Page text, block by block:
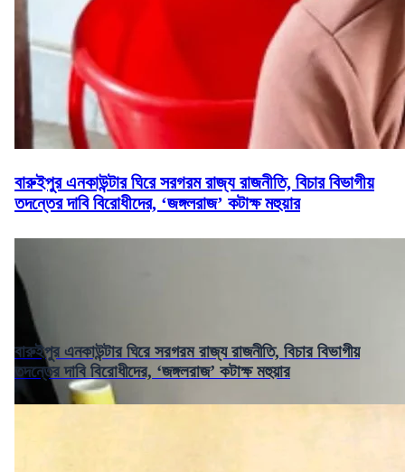
বারুইপুর এনকাউন্টার ঘিরে সরগরম রাজ্য রাজনীতি, বিচার বিভাগীয়
তদন্তের দাবি বিরোধীদের, ‘জঙ্গলরাজ’ কটাক্ষ মহুয়ার
বারুইপুর এনকাউন্টার ঘিরে সরগরম রাজ্য রাজনীতি, বিচার বিভাগীয়
তদন্তের দাবি বিরোধীদের, ‘জঙ্গলরাজ’ কটাক্ষ মহুয়ার